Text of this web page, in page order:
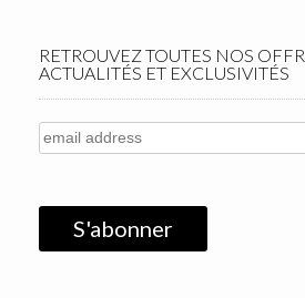
RETROUVEZ TOUTES NOS
ACTUALITÉS ET EXCLUSIVITÉS